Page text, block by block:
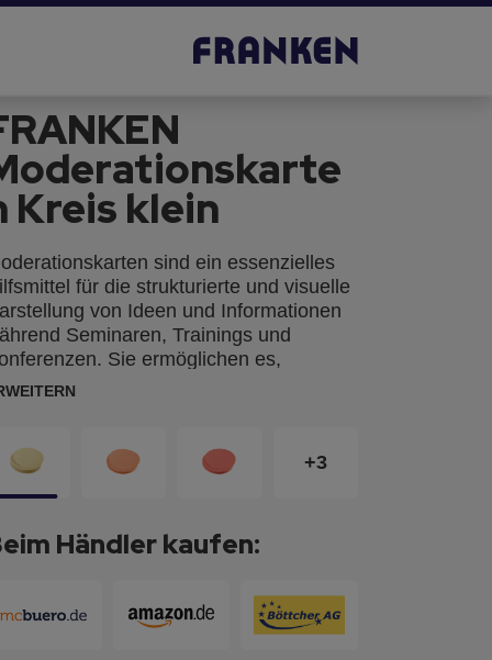
Kreis klein
sind ein essenzielles
für die strukturierte und visuelle
von Ideen und Informationen
Seminaren, Trainings und
Sie ermöglichen es,
klar und prägnant festzuhalten
übersichtlich präsentiert und
effektiv unterstützt werden.
aus 100 % Altpapier
und mit dem Blauen Engel
UZ14b zertifiziert.
+3
Händler kaufen: